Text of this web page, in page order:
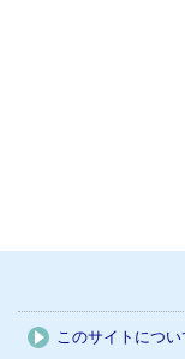
このサイトについ